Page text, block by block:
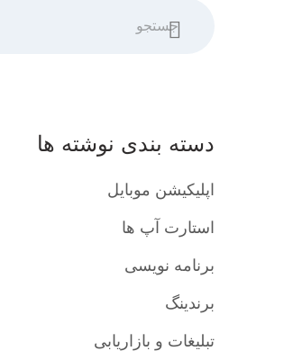
دسته بندی نوشته ها
اپلیکیشن موبایل
استارت آپ ها
برنامه نویسی
برندینگ
تبلیغات و بازاریابی